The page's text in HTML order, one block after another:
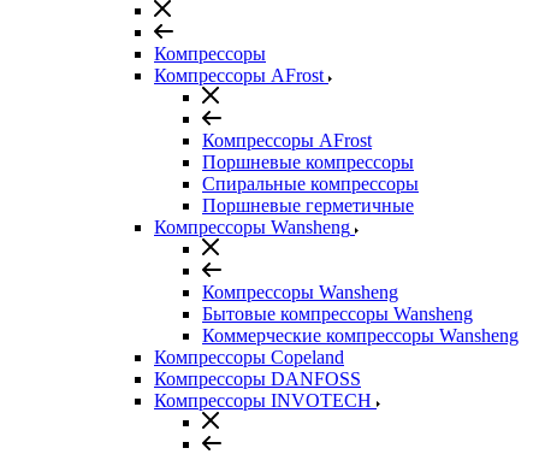
Компрессоры
Компрессоры AFrost
Компрессоры AFrost
Поршневые компрессоры
Спиральные компрессоры
Поршневые герметичные
Компрессоры Wansheng
Компрессоры Wansheng
Бытовые компрессоры Wansheng
Коммерческие компрессоры Wansheng
Компрессоры Copeland
Компрессоры DANFOSS
Компрессоры INVOTECH